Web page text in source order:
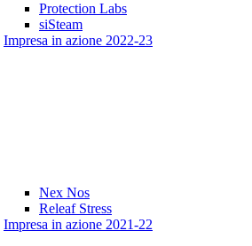
Protection Labs
siSteam
Impresa in azione 2022-23
Nex Nos
Releaf Stress
Impresa in azione 2021-22